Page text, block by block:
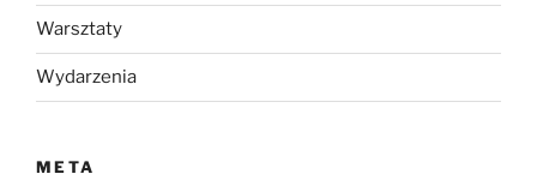
Warsztaty
Wydarzenia
META